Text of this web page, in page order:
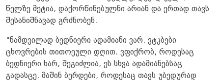
წელზე მეტია, დაქორწინებულნი არიან და ერთად თავს
შესანიშნავად გრძნობენ.
"ნამდვილად ბედნიერი ადამიანი ვარ. ვტკბები
ცხოვრების თითოეული დღით. ვფიქრობ, როდესაც
ბედნიერი ხარ, შეგიძლია, ეს სხვა ადამიანებსაც
გადასცე. მაშინ ბერდები, როდესაც თავს უბედურად